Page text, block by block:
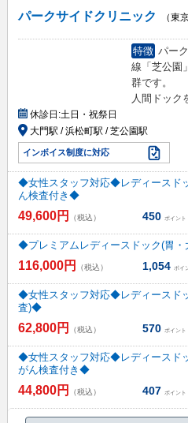
パークサイドクリニック
（東
特徴 パー
線「芝公園
群です。
人間ドック
休診日:土日・祝祭日
大門駅 / 浜松町駅 / 芝公園駅
インボイス制度に対応
◆女性スタッフ対応◆レディースド
ん検査付き◆
49,600円 （税込） 450 ポイント
◆プレミアムレディースドック(胃
116,000円 （税込） 1,054 ポイ
◆女性スタッフ対応◆レディースド
査)◆
62,800円 （税込） 570 ポイント
◆女性スタッフ対応◆レディースド
がん検査付き◆
44,800円 （税込） 407 ポイント